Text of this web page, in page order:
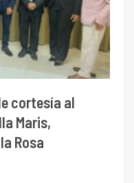
cortesía al
Maris,
Rosa